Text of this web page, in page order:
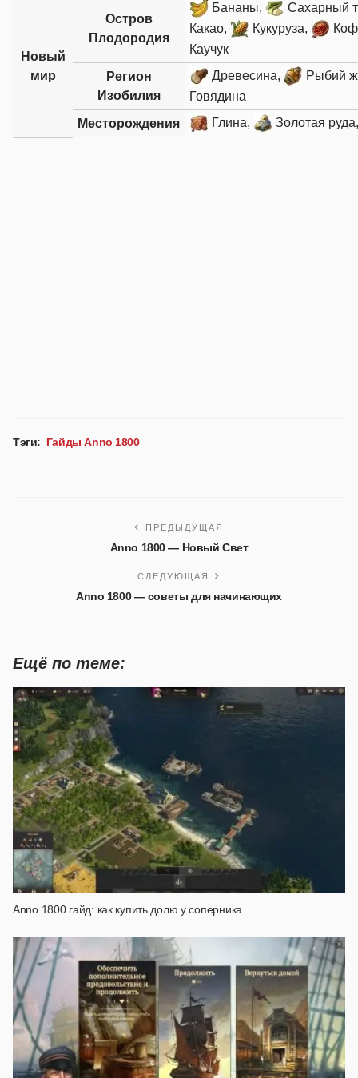
Новый
мир
Остров
Плодородия
Бананы,
Сахарный
Какао,
Кукуруза,
Каучук
Регион
Изобилия
Древесина,
Рыбий
Говядина
Месторождения
Глина, Золотая
Тэги: Гайды Anno 1800
ПРЕДЫДУЩАЯ
Anno 1800 — Новый Свет
СЛЕДУЮЩАЯ
Anno 1800 — советы для начинающих
Ещё по теме:
Anno 1800 гайд: как купить долю у соперника